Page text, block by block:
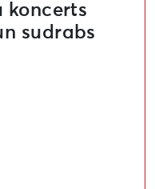
koncerts
sudrabs